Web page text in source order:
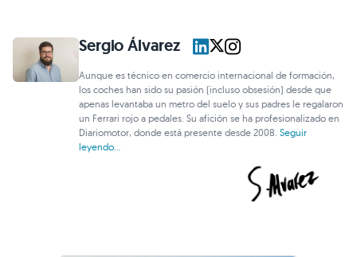
Sergio Álvarez
Aunque es técnico en comercio internacional de formación,
los coches han sido su pasión (incluso obsesión) desde que
apenas levantaba un metro del suelo y sus padres le regalaron
un Ferrari rojo a pedales. Su afición se ha profesionalizado en
Diariomotor, donde está presente desde 2008.Seguir
leyendo...